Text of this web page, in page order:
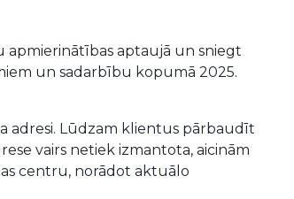
apmierinātības aptaujā un sniegt
un sadarbību kopumā 2025.
adresi. Lūdzam klientus pārbaudīt
vairs netiek izmantota, aicinām
centru, norādot aktuālo